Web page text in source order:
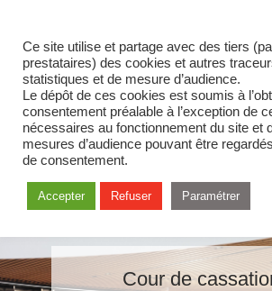
Cour de
Ce site utilise et partage avec des tiers
prestataires) des cookies et autres
statistiques et de mesure d’audience.
Le dépôt de ces cookies est soumis à
consentement préalable à l’exception de
nécessaires au fonctionnement du site et
mesures d’audience pouvant être
de consentement.
Accepter Refuser Paramétrer